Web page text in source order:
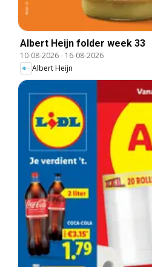
Albert Heijn folder week 33
10-08-2026- 16-08-2026
Albert Heijn